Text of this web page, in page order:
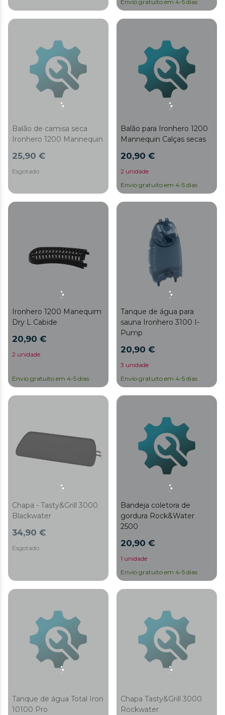
Envio gratuito em 4-5 dias
Balão de camisa seca
Ironhero 1200 Mannequin
25,90 €
Esgotado
Balão para Ironhero 1200
Mannequin Calças secas
20,90 €
2 unidade
Envio gratuito em 4-5 dias
Ironhero 1200 Manequim
Dry L Cabide
20,90 €
2 unidade
Envio gratuito em 4-5 dias
Tanque de água para
sauna Ironhero 3100 I-
Pump
20,90 €
3 unidade
Envio gratuito em 4-5 dias
Chapa - Tasty&Grill 3000
Blackwater
34,90 €
Esgotado
Bandeja coletora de
gordura Rock&Water
2500
20,90 €
1 unidade
Envio gratuito em 4-5 dias
Tanque de água Total Iron
10100 Pro
Chapa Tasty&Grill 3000
Rockwater